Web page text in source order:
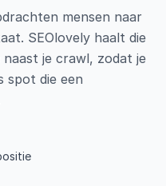
mensen naar
SEOlovely haalt die
je crawl, zodat je
spot die een